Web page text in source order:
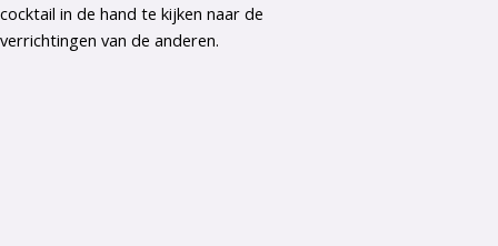
cocktail in de hand te kijken naar de
verrichtingen van de anderen.